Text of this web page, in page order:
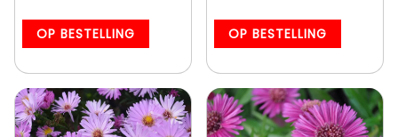
OP BESTELLING OP BESTELLING